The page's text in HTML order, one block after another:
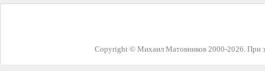
Copyright © Михаил Матовников 2000-2026. При